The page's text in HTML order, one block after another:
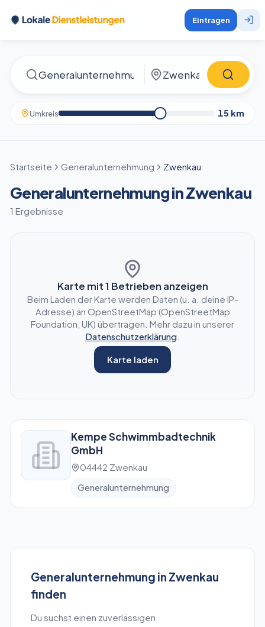
Eintragen
Umkreis 15 km
Startseite Generalunternehmung Zwenkau
Generalunternehmung in Zwenkau
1 Ergebnisse
Karte mit1 Betrieben anzeigen
Beim Laden der Karte werden Daten (u. a. deine IP-
Adresse) an OpenStreetMap (OpenStreetMap
Foundation, UK) übertragen. Mehr dazu in unserer
Datenschutzerklärung
Karte laden
Kempe Schwimmbadtechnik
GmbH
04442 Zwenkau
Generalunternehmung
Generalunternehmung in Zwenkau
finden
Du suchst einen zuverlässigen